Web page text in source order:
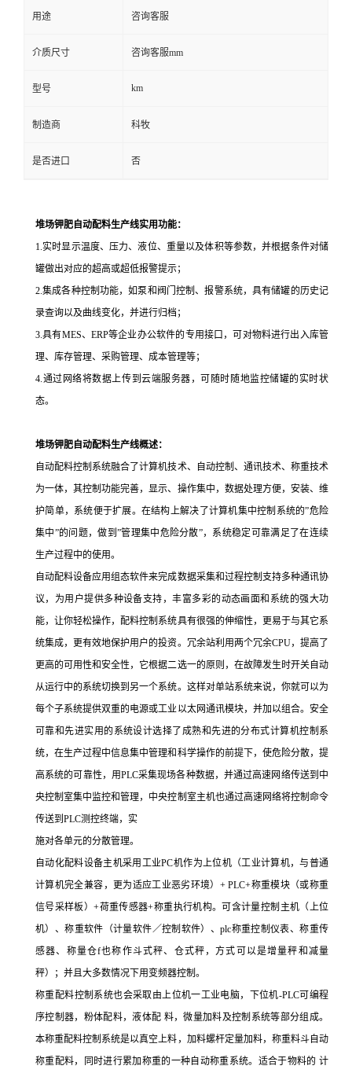
用途 咨询客服
介质尺寸 咨询客服mm
型号 km
制造商 科牧
是否进口 否
堆场钾肥自动配料生产线实用功能：
1.实时显示温度、压力、液位、重量以及体积等参数，并根据条件对储
罐做出对应的超高或超低报警提示；
2.集成各种控制功能，如泵和阀门控制、报警系统，具有储罐的历史记
录查询以及曲线变化，并进行归档；
3.具有MES、 ERP等企业办公软件的专用接口，可对物料进行出入库管
理、库存管理、采购管理、成本管理等；
4.通过网络将数据上传到云端服务器，可随时随地监控储罐的实时状
态。
堆场钾肥自动配料生产线概述：
自动配料控制系统融合了计算机技术、自动控制、通讯技术、称重技术
为一体，其控制功能完善，显示、操作集中，数据处理方便，安装、维
护简单，系统便于扩展。在结构上解决了计算机集中控制系统的”危险
集中”的问题，做到”管理集中危险分散”，系统稳定可靠满足了在连续
生产过程中的使用。
自动配料设备应用组态软件来完成数据采集和过程控制支持多种通讯协
议，为用户提供多种设备支持，丰富多彩的动态画面和系统的强大功
能，让你轻松操作，配料控制系统具有很强的伸缩性，更易于与其它系
统集成，更有效地保护用户的投资。冗余站利用两个冗余CPU，提高了
更高的可用性和安全性，它根据二选一的原则，在故障发生时开关自动
从运行中的系统切换到另一个系统。这样对单站系统来说，你就可以为
每个子系统提供双重的电源或工业以太网通讯模块，并加以组合。安全
可靠和先进实用的系统设计选择了成熟和先进的分布式计算机控制系
统，在生产过程中信息集中管理和科学操作的前提下，使危险分散，提
高系统的可靠性，用PLC采集现场各种数据，并通过高速网络传送到中
央控制室集中监控和管理，中央控制室主机也通过高速网络将控制命令
传送到 PLC测控终端，实
施对各单元的分散管理。
自动化配料设备主机采用工业PC机作为上位机（工业计算机，与普通
计算机完全兼容，更为适应工业恶劣环境） + PLC+称重模块（或称重
信号采样板）+荷重传感器+称重执行机构。可含计量控制主机（上位
机）、称重软件（计量软件／控制软件）、plc称重控制仪表、称重传
感器、称量仓f也称作斗式秤、仓式秤，方式可以是增量秤和减量
秤）；并且大多数情况下用变频器控制。
称重配料控制系统也会采取由上位机一工业电脑，下位机-PLC可编程
序控制器，粉体配料，液体配 料，微量加料及控制系统等部分组成。
本称重配料控制系统是以真空上料，加料螺杆定量加料，称重料斗自动
称重配料，同时进行累加称重的一种自动称重系统。适合于物料的 计